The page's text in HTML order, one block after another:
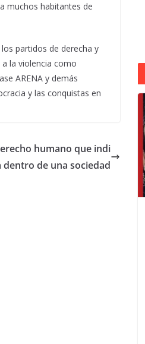
muchos habitantes de
partidos de derecha y
la violencia como
ARENA y demás
y las conquistas en
humano que indi
dentro de una sociedad